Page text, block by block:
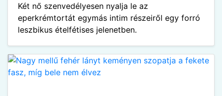
Két nő szenvedélyesen nyalja le az
eperkrémtortát egymás intim részeiről egy forró
leszbikus ételfétises jelenetben.